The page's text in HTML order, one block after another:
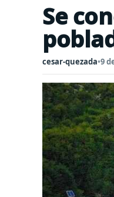
Se
cesar-quezada•9